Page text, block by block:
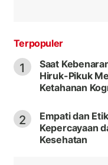
Terpopuler
1
Saat
Hiruk-Pikuk
Ketahanan
2
Empati dan
Kepercayaan
Kesehatan